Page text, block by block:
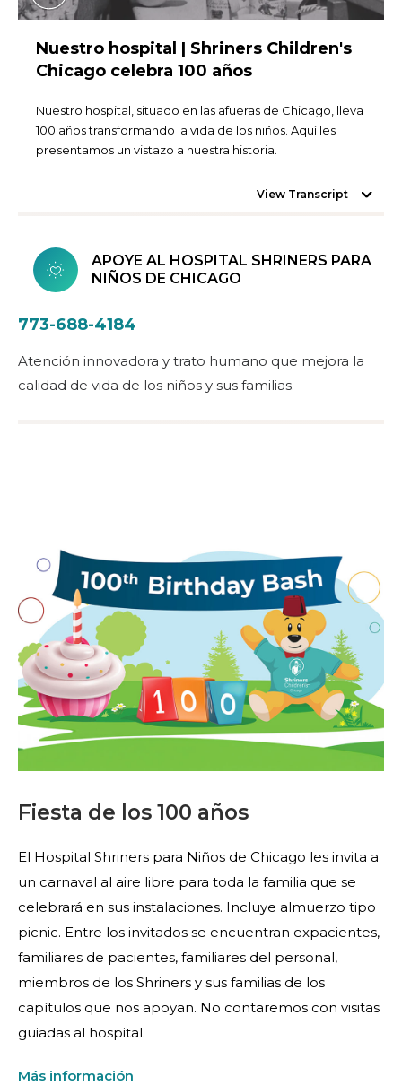
Nuestro hospital | Shriners Children's
Chicago celebra 100 años
Nuestro hospital, situado en las afueras de Chicago, lleva
100 años transformando la vida de los niños. Aquí les
presentamos un vistazo a nuestra historia.
View Transcript
APOYE AL HOSPITAL SHRINERS PARA
NIÑOS DE CHICAGO
773-688-4184
Atención innovadora y trato humano que mejora la
calidad de vida de los niños y sus familias.
Fiesta de los 100 años
El Hospital Shriners para Niños de Chicago les invita a
un carnaval al aire libre para toda la familia que se
celebrará en sus instalaciones. Incluye almuerzo tipo
picnic. Entre los invitados se encuentran expacientes,
familiares de pacientes, familiares del personal,
miembros de los Shriners y sus familias de los
capítulos que nos apoyan. No contaremos con visitas
guiadas al hospital.
Más información